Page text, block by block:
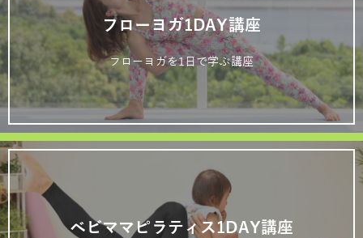
フローヨガ1DAY講座
フローヨガを1日で学ぶ講座
ベビママピラティス1DAY講座